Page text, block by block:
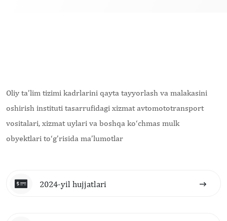
Oliy ta’lim tizimi kadrlarini qayta tayyorlash va malakasini
oshirish instituti tasarrufidagi xizmat avtomototransport
vositalari, xizmat uylari va boshqa ko‘chmas mulk
obyektlari to‘g’risida ma’lumotlar
2024-yil hujjatlari